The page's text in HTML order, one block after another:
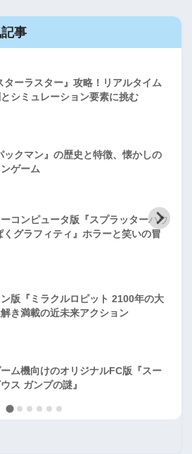
事
ターラスター』攻略！リアルタイム
シミュレーション要素に挑む
ックマン』の歴史と特徴、懐かしの
ゲーム
コンピュータ版『スプラッターハウ
くグラフィティ』ホラーと笑いの冒
版『ミラクルロピット 2100年の大
き満載の近未来アクション
ム機向けのオリジナルFC版『スー
ス ガンプの謎』